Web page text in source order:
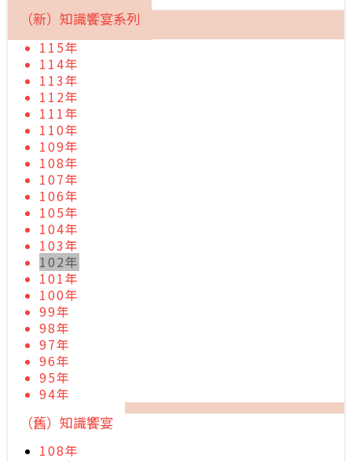
（新）知識饗宴系列
115年
114年
113年
112年
111年
110年
109年
108年
107年
106年
105年
104年
103年
102年
101年
100年
99年
98年
97年
96年
95年
94年
（舊）知識饗宴
108年